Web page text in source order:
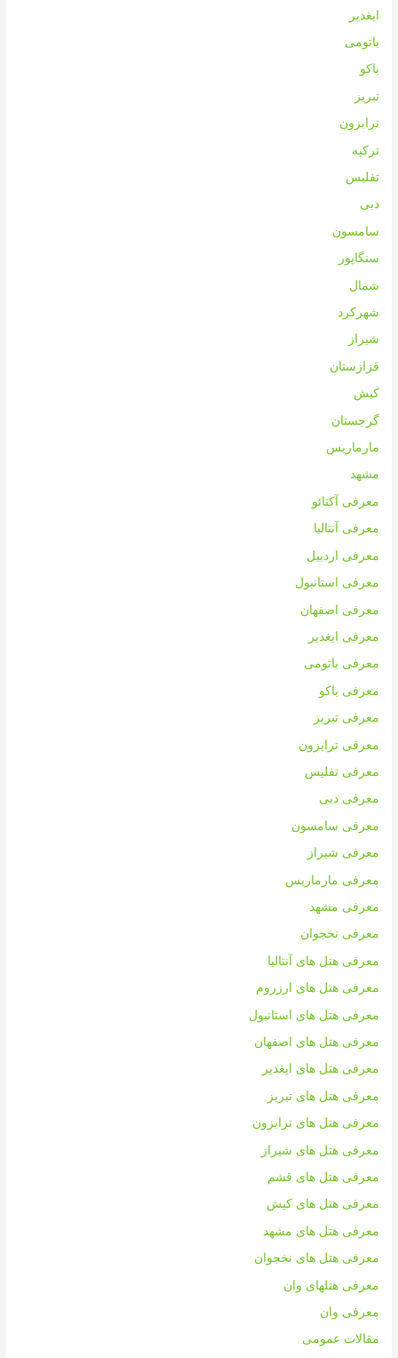
ایغدیر
باتومی
باکو
تبریز
ترابزون
ترکیه
تفلیس
دبی
سامسون
سنگاپور
شمال
شهرکرد
شیراز
قزازستان
کیش
گرجستان
مارماریس
مشهد
معرفی آکتائو
معرفی آنتالیا
معرفی اردبیل
معرفی استانبول
معرفی اصفهان
معرفی ایغدیر
معرفی باتومی
معرفی باکو
معرفی تبریز
معرفی ترابزون
معرفی تفلیس
معرفی دبی
معرفی سامسون
معرفی شیراز
معرفی مارماریس
معرفی مشهد
معرفی نخجوان
معرفی هتل های آنتالیا
معرفی هتل های ارزروم
معرفی هتل های استانبول
معرفی هتل های اصفهان
معرفی هتل های ایغدیر
معرفی هتل های تبریز
معرفی هتل های ترابزون
معرفی هتل های شیراز
معرفی هتل های قشم
معرفی هتل های کیش
معرفی هتل های مشهد
معرفی هتل های نخجوان
معرفی هتلهای وان
معرفی وان
مقالات عمومی